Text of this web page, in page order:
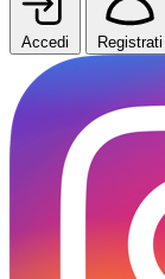
Accedi Registrati